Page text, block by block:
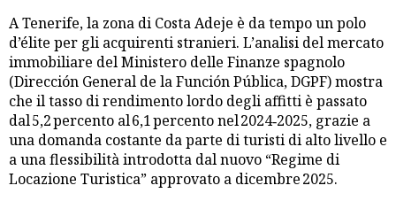
A Tenerife, la zona di Costa Adeje è da tempo un polo
d’élite per gli acquirenti stranieri. L’analisi del mercato
immobiliare del Ministero delle Finanze spagnolo
(Dirección General de la Función Pública, DGPF) mostra
che il tasso di rendimento lordo degli affitti è passato
dal 5,2 percento al 6,1 percento nel 2024‑2025, grazie a
una domanda costante da parte di turisti di alto livello e
a una flessibilità introdotta dal nuovo “Regime di
Locazione Turistica” approvato a dicembre 2025.